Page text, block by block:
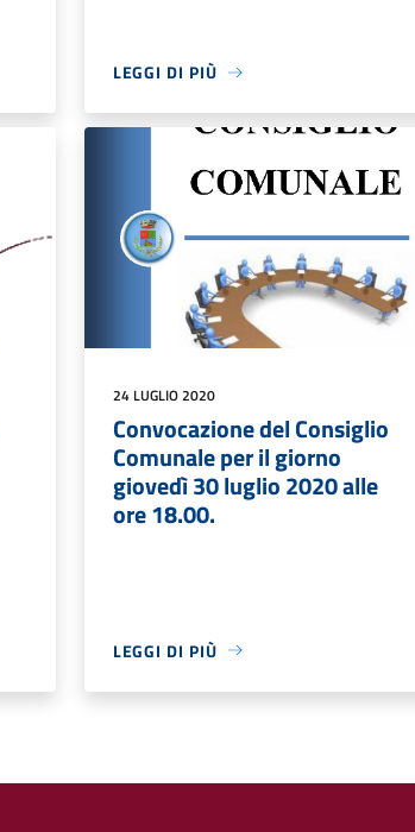
LEGGI DI PIÙ
24 LUGLIO 2020
Convocazione del Consiglio
Comunale per il giorno
giovedì 30 luglio 2020 alle
ore 18.00.
LEGGI DI PIÙ